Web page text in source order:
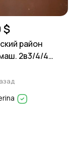
$
район
2в3/4/4